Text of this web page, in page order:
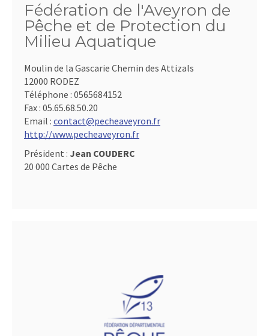
Fédération de l'Aveyron de
Pêche et de Protection du
Milieu Aquatique
Moulin de la Gascarie Chemin des Attizals
12000 RODEZ
Téléphone : 0565684152
Fax : 05.65.68.50.20
Email : contact@pecheaveyron.fr
http://www.pecheaveyron.fr
Président : Jean COUDERC
20 000 Cartes de Pêche